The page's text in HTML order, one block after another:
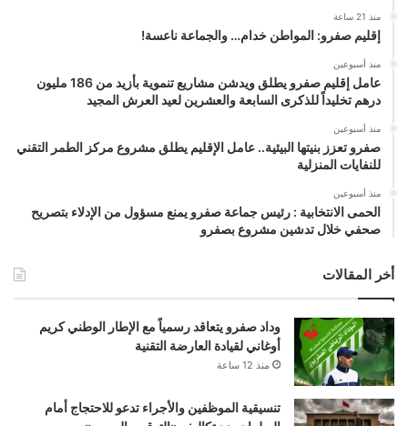
منذ 21 ساعة
إقليم صفرو: المواطن خدام… والجماعة ناعسة!
منذ أسبوعين
عامل إقليم صفرو يطلق ويدشن مشاريع تنموية بأزيد من 186 مليون
درهم تخليداً للذكرى السابعة والعشرين لعيد العرش المجيد
منذ أسبوعين
صفرو تعزز بنيتها البيئية.. عامل الإقليم يطلق مشروع مركز الطمر التقني
للنفايات المنزلية
منذ أسبوعين
الحمى الانتخابية : رئيس جماعة صفرو يمنع مسؤول من الإدلاء بتصريح
صحفي خلال تدشين مشروع بصفرو
أخر المقالات
وداد صفرو يتعاقد رسمياً مع الإطار الوطني كريم
أوغاني لقيادة العارضة التقنية
منذ 12 ساعة
تنسيقية الموظفين والأجراء تدعو للاحتجاج أمام